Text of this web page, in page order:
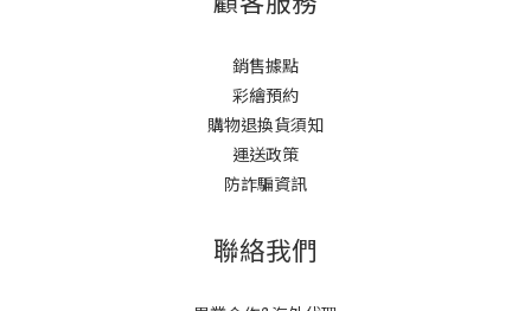
銷售據點
彩繪預約
購物退換貨須知
運送政策
防詐騙資訊
聯絡我們